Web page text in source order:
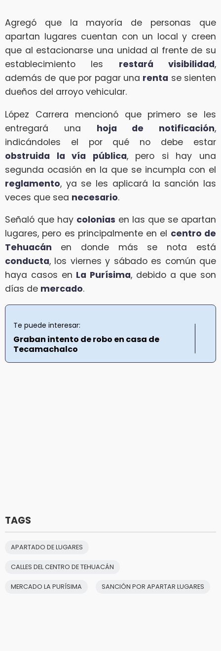
Agregó que la mayoría de personas que
apartan lugares cuentan con un local y creen
que al estacionarse una unidad al frente de su
establecimiento les restará visibilidad,
además de que por pagar una renta se sienten
dueños del arroyo vehicular.
López Carrera mencionó que primero se les
entregará una hoja de notificación,
indicándoles el por qué no debe estar
obstruida la vía pública, pero si hay una
segunda ocasión en la que se incumpla con el
reglamento, ya se les aplicará la sanción las
veces que sea necesario.
Señaló que hay colonias en las que se apartan
lugares, pero es principalmente en el centro de
Tehuacán en donde más se nota está
conducta, los viernes y sábado es común que
haya casos en La Purísima, debido a que son
días de mercado.
Te puede interesar:
Graban intento de robo en casa de
Tecamachalco
TAGS
APARTADO DE LUGARES
CALLES DEL CENTRO DE TEHUACÁN
MERCADO LA PURÍSIMA SANCIÓN POR APARTAR LUGARES